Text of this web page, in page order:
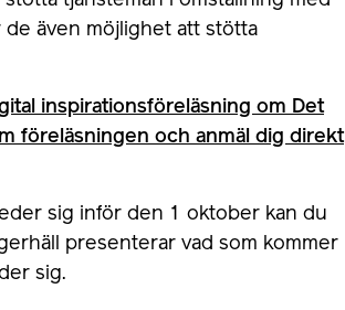
även möjlighet att stötta
inspirationsföreläsning om Det
föreläsningen och anmäl dig direkt
sig inför den 1 oktober kan du
presenterar vad som kommer
sig.